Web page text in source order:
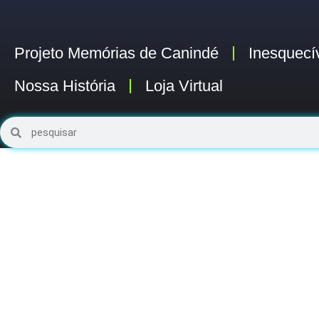
Projeto Memórias de Canindé
Nossa História
Loja Virtual
Pesquisar